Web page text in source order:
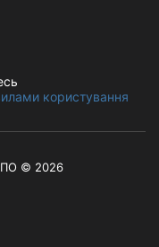
користування
© 2026